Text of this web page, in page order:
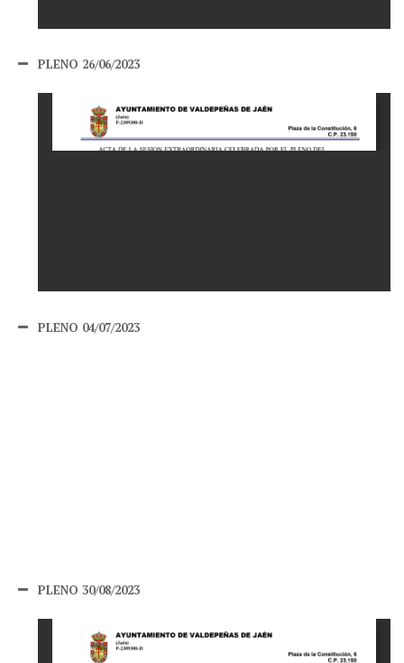
PLENO 26/06/2023
PLENO 04/07/2023
PLENO 30/08/2023